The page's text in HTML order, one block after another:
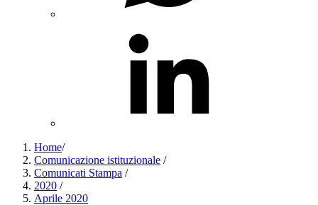
Home/
Comunicazione istituzionale /
Comunicati Stampa /
2020 /
Aprile 2020